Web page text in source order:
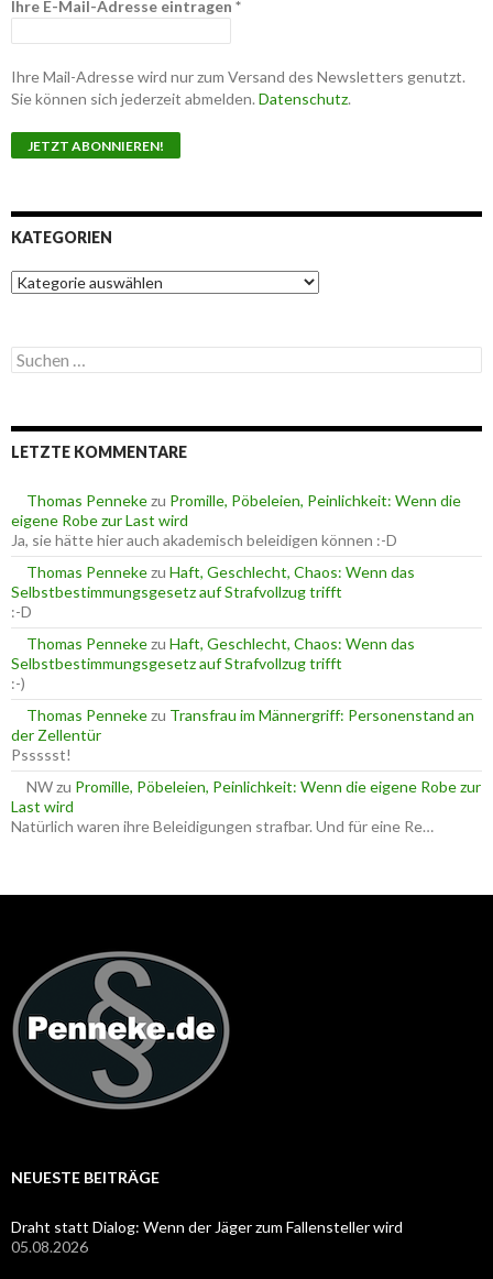
Ihre E-Mail-Adresse eintragen *
Ihre Mail-Adresse wird nur zum Versand des Newsletters genutzt.
Sie können sich jederzeit abmelden. Datenschutz.
KATEGORIEN
K
a
g
o
n
S
u
e
n
c
h
:
LETZTE KOMMENTARE
Thomas Pennekezu Promille, Pöbeleien, Peinlichkeit: Wenn die
eigene Robe zur Last wird
Ja, sie hätte hier auch akademisch beleidigen können :-D
Thomas Pennekezu Haft, Geschlecht, Chaos: Wenn das
Selbstbestimmungsgesetz auf Strafvollzug trifft
:-D
Thomas Pennekezu Haft, Geschlecht, Chaos: Wenn das
Selbstbestimmungsgesetz auf Strafvollzug trifft
:-)
Thomas Pennekezu Transfrau im Männergriff: Personenstand an
der Zellentür
Pssssst!
NWzu Promille, Pöbeleien, Peinlichkeit: Wenn die eigene Robe zur
Last wird
Natürlich waren ihre Beleidigungen strafbar. Und für eine Re…
NEUESTE BEITRÄGE
Draht statt Dialog: Wenn der Jäger zum Fallensteller wird
05.08.2026